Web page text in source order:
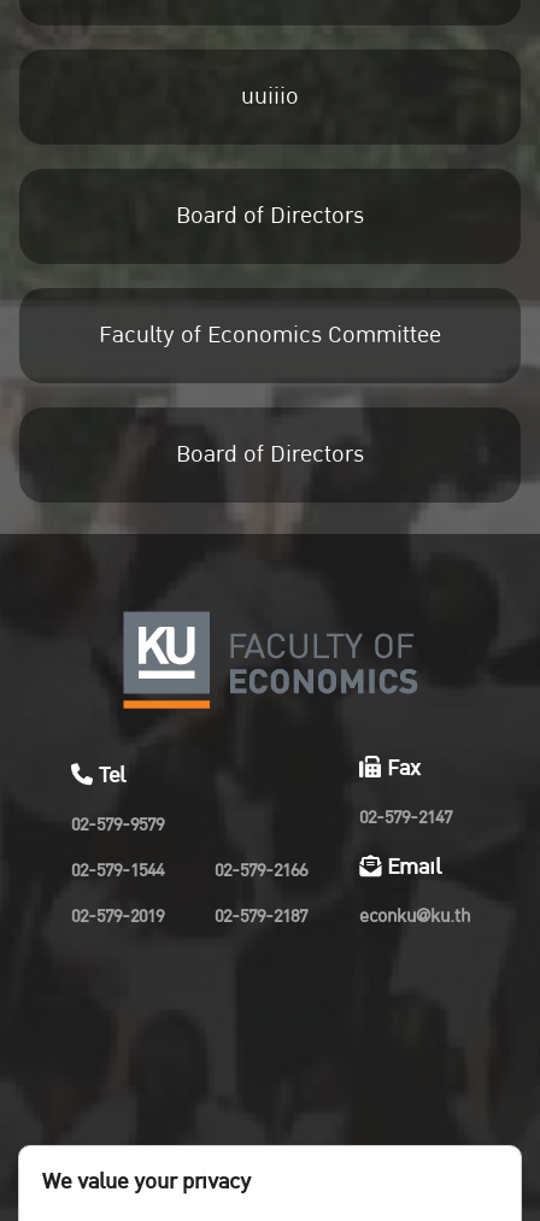
uuiiio
Board of Directors
Faculty of Economics Committee
Board of Directors
Tel
02-579-9579
02-579-1544
02-579-2019
02-579-2166
02-579-2187
Fax
02-579-2147
Email
econku@ku.th
We value your privacy